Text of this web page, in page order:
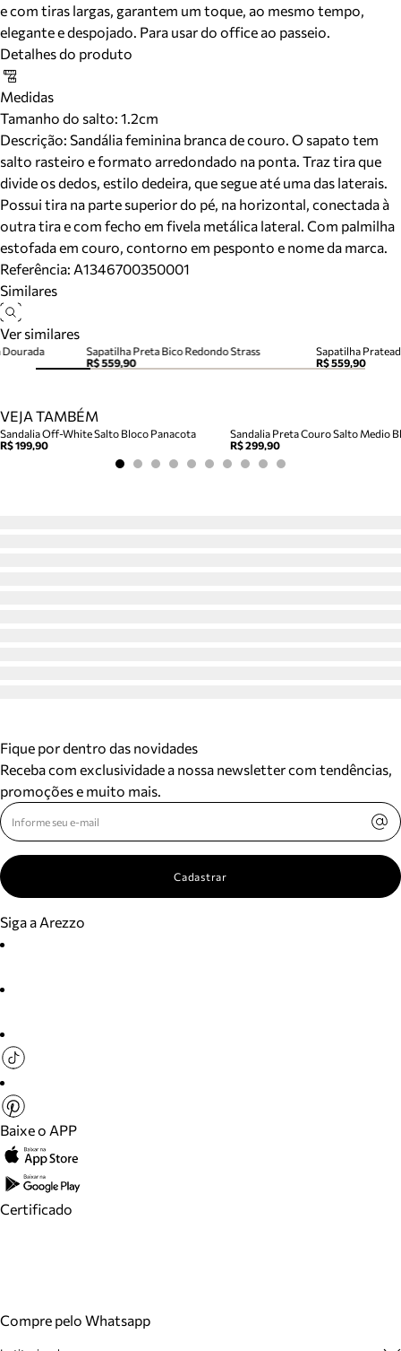
e com tiras largas, garantem um toque, ao mesmo tempo,
elegante e despojado. Para usar do office ao passeio.
Detalhes do produto
Medidas
Tamanho do salto: 1.2cm
Descrição: Sandália feminina branca de couro. O sapato tem
salto rasteiro e formato arredondado na ponta. Traz tira que
divide os dedos, estilo dedeira, que segue até uma das laterais.
Possui tira na parte superior do pé, na horizontal, conectada à
outra tira e com fecho em fivela metálica lateral. Com palmilha
estofada em couro, contorno em pesponto e nome da marca.
Referência: A1346700350001
Similares
Ver similares
Sapatilha Preta Bico Redondo Strass
R$ 559,90
Sapatilha
R$ 559,90
Dourada
VEJA TAMBÉM
Sandalia Off-White Salto Bloco Panacota
R$ 199,90
Sandalia Preta Couro Salto Medio
R$ 299,90
Fique por dentro das novidades
Receba com exclusividade a nossa newsletter com tendências,
promoções e muito mais.
Cadastrar
Siga a Arezzo
Baixe o APP
Certificado
Compre pelo Whatsapp